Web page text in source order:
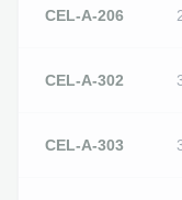
CEL-A-206
CEL-A-302
CEL-A-303